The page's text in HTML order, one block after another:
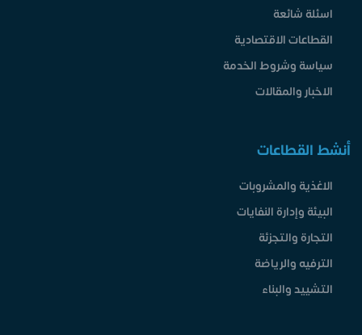
اسئلة شائعة
القطاعات الاقتصادية
سياسة وشروط الخدمة
الاخبار والمقالات
أنشط القطاعات
الاغذية والمشروبات
البيئة وإدارة النفايات
التجارة والتجزئة
الترفيه والرياضة
التشييد والبناء